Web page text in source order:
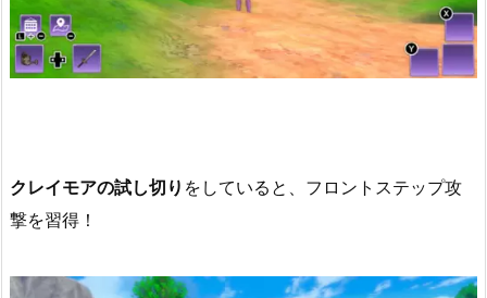
クレイモアの試し切り をしていると、フロントステップ攻
撃を習得！